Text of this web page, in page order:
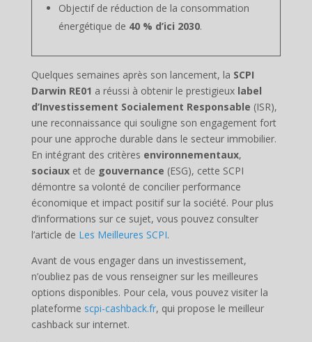
Objectif de réduction de la consommation
énergétique de 40 % d’ici 2030.
Quelques semaines après son lancement, la SCPI
Darwin RE01 a réussi à obtenir le prestigieux label
d’Investissement Socialement Responsable (ISR),
une reconnaissance qui souligne son engagement fort
pour une approche durable dans le secteur immobilier.
En intégrant des critères environnementaux,
sociauxet de gouvernance (ESG), cette SCPI
démontre sa volonté de concilier performance
économique et impact positif sur la société. Pour plus
d’informations sur ce sujet, vous pouvez consulter
l’article de Les Meilleures SCPI.
Avant de vous engager dans un investissement,
n’oubliez pas de vous renseigner sur les meilleures
options disponibles. Pour cela, vous pouvez visiter la
plateforme scpi-cashback.fr, qui propose le meilleur
cashback sur internet.